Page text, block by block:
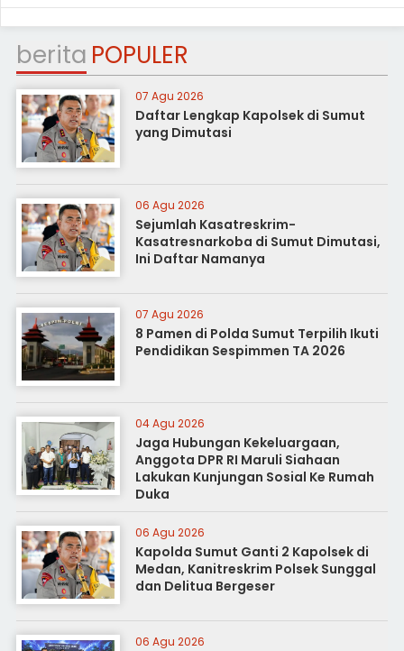
berita POPULER
07 Agu 2026
Daftar Lengkap Kapolsek di Sumut
yang Dimutasi
06 Agu 2026
Sejumlah Kasatreskrim-
Kasatresnarkoba di Sumut Dimutasi,
Ini Daftar Namanya
07 Agu 2026
8 Pamen di Polda Sumut Terpilih Ikuti
Pendidikan Sespimmen TA 2026
04 Agu 2026
Jaga Hubungan Kekeluargaan,
Anggota DPR RI Maruli Siahaan
Lakukan Kunjungan Sosial Ke Rumah
Duka
06 Agu 2026
Kapolda Sumut Ganti 2 Kapolsek di
Medan, Kanitreskrim Polsek Sunggal
dan Delitua Bergeser
06 Agu 2026